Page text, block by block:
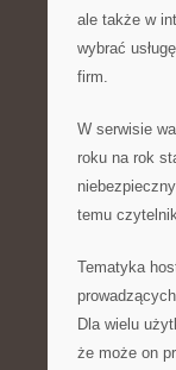
ale także w
wybrać
firm.
W serwisie
roku na rok
temu
Tematyka
Dla wielu
że może on